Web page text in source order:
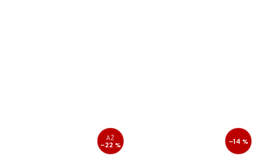
AŽ
–22 % –14 %